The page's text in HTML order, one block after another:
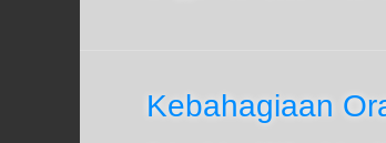
Kebahagiaan